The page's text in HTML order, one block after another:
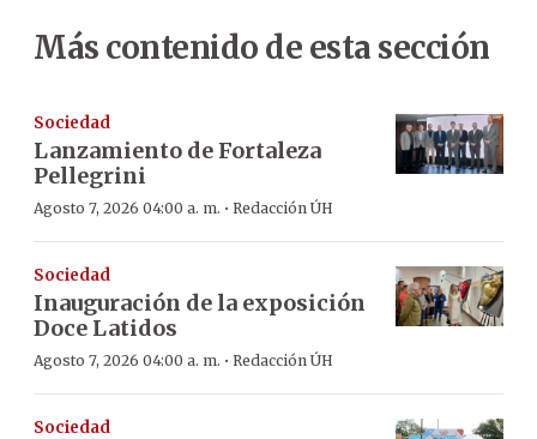
Más contenido de esta sección
Sociedad
Lanzamiento de Fortaleza
Pellegrini
Agosto 7, 2026 04:00 a. m. · Redacción ÚH
Sociedad
Inauguración de la exposición
Doce Latidos
Agosto 7, 2026 04:00 a. m. · Redacción ÚH
Sociedad